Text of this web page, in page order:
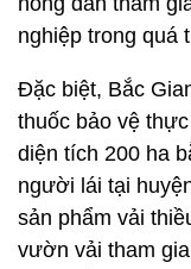
nghiệp trong quá
Đặc biệt, Bắc
thuốc bảo vệ
diện tích 200 ha
người lái tại
sản phẩm vải
vườn vải tham